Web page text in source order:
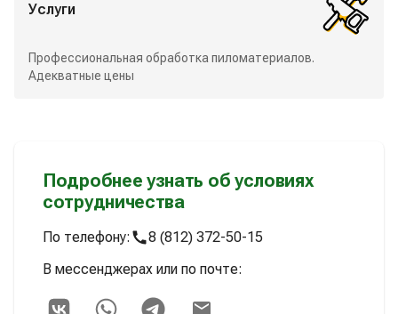
Услуги
Профессиональная обработка пиломатериалов.
Адекватные цены
Подробнее узнать об условиях
сотрудничества
По телефону:
8 (812) 372-50-15
В мессенджерах или по почте: